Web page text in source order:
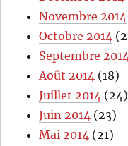
Novembre 2014
Octobre 2014
Septembre 2014
Août 2014 (18)
Juillet 2014 (24)
Juin 2014 (23)
Mai 2014 (21)